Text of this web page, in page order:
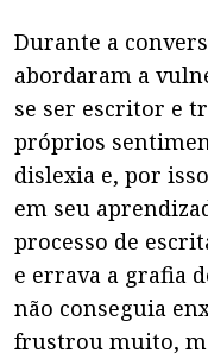
Durante a
abordaram a
se ser escritor e
próprios
dislexia e, por
em seu
processo de
e errava a grafia
não conseguia
frustrou muito,